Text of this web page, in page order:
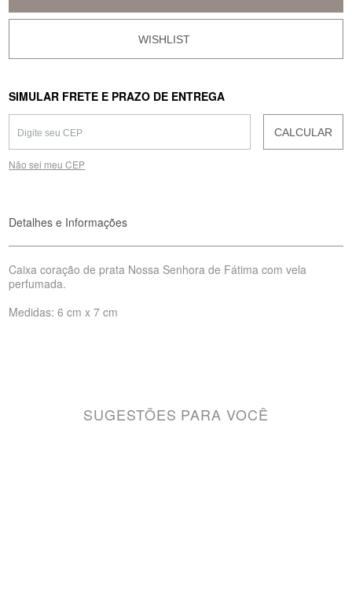
SIMULAR FRETE E PRAZO DE ENTREGA
CALCULAR
Não sei meu CEP
Detalhes e Informações
Caixa coração de prata Nossa Senhora de Fátima com vela
perfumada.
Medidas: 6 cm x 7 cm
SUGESTÕES PARA VOCÊ